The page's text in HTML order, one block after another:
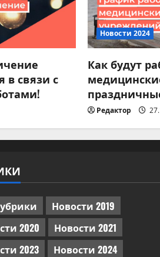
в связи с
Новости 2024
Как будут
Редактор
Новости 2019
2020
Новости 2021
2023
Новости 2024